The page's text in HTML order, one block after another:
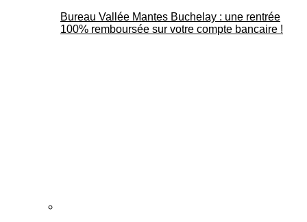
Bureau Vallée Mantes Buchelay : une rentrée
100% remboursée sur votre compte bancaire !